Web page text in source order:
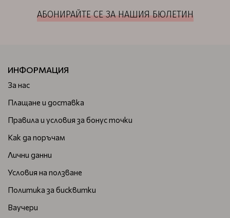
АБОНИРАЙТЕ СЕ ЗА НАШИЯ БЮЛЕТИН
ИНФОРМАЦИЯ
За нас
Плащане и доставка
Правила и условия за бонус точки
Как да поръчам
Лични данни
Условия на ползване
Политика за бисквитки
Ваучери